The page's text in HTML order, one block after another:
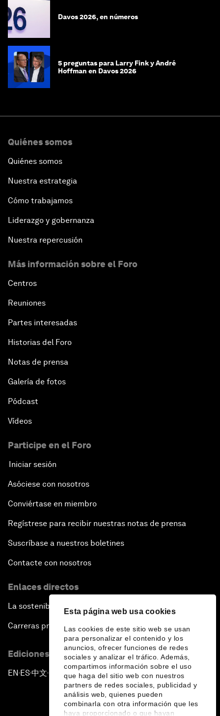
Esta página web usa cookies
Las cookies de este sitio web se usan
para personalizar el contenido y los
anuncios, ofrecer funciones de redes
sociales y analizar el tráfico. Además,
compartimos información sobre el uso
que haga del sitio web con nuestros
partners de redes sociales, publicidad y
análisis web, quienes pueden
combinarla con otra información que les
haya proporcionado o que hayan
Davos 2026, en números
5 preguntas para Larry Fink y André
Hoffman en Davos 2026
Quiénes somos
Quiénes somos
Nuestra estrategia
Cómo trabajamos
Liderazgo y gobernanza
Nuestra repercusión
Más información sobre el Foro
Centros
Reuniones
Partes interesadas
Historias del Foro
Notas de prensa
Galería de fotos
Pódcast
Vídeos
Participe en el Foro
Iniciar sesión
Asóciese con nosotros
Conviértase en miembro
Regístrese para recibir nuestras notas de prensa
Suscríbase a nuestros boletines
Contacte con nosotros
Enlaces directos
La sostenibilidad en el Foro
Carreras profesionales
Ediciones en otros idiomas
EN ▪ ES▪中文▪ 日本語